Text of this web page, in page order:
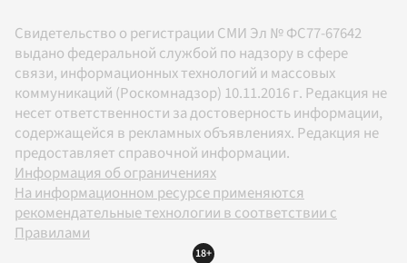
Свидетельство о регистрации СМИ Эл № ФС77-67642
выдано федеральной службой по надзору в сфере
связи, информационных технологий и массовых
коммуникаций (Роскомнадзор) 10.11.2016 г. Редакция не
несет ответственности за достоверность информации,
содержащейся в рекламных объявлениях. Редакция не
предоставляет справочной информации.
Информация об ограничениях
На информационном ресурсе применяются
рекомендательные технологии в соответствии с
Правилами
18+